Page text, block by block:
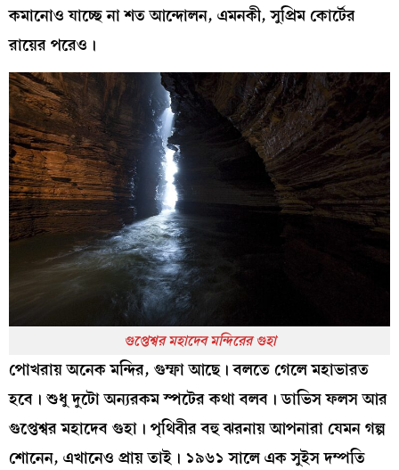
কমানোও যাচ্ছে না শত আন্দোলন, এমনকী, সুপ্রিম কোর্টের
রায়ের পরেও।
গুপ্তেশ্বর মহাদেব মন্দিরের গুহা
পোখরায় অনেক মন্দির, গুম্ফা আছে। বলতে গেলে মহাভারত
হবে। শুধু দুটো অন্যরকম স্পটের কথা বলব। ডাভিস ফলস আর
গুপ্তেশ্বর মহাদেব গুহা। পৃথিবীর বহু ঝরনায় আপনারা যেমন গল্প
শোনেন, এখানেও প্রায় তাই। ১৯৬১ সালে এক সুইস দম্পতি